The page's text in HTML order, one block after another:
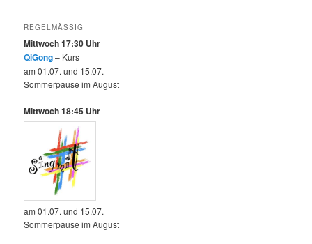
REGELMÄSSIG
Mittwoch 17:30 Uhr
QiGong– Kurs
am 01.07. und 15.07.
Sommerpause im August
Mittwoch 18:45 Uhr
am 01.07. und 15.07.
Sommerpause im August